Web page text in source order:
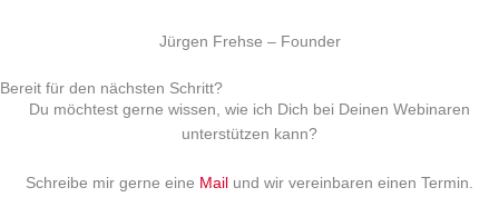
Jürgen Frehse – Founder
Bereit für den nächsten Schritt?
Du möchtest gerne wissen, wie ich Dich bei Deinen Webinaren
unterstützen kann?
Schreibe mir gerne eine Mail und wir vereinbaren einen Termin.